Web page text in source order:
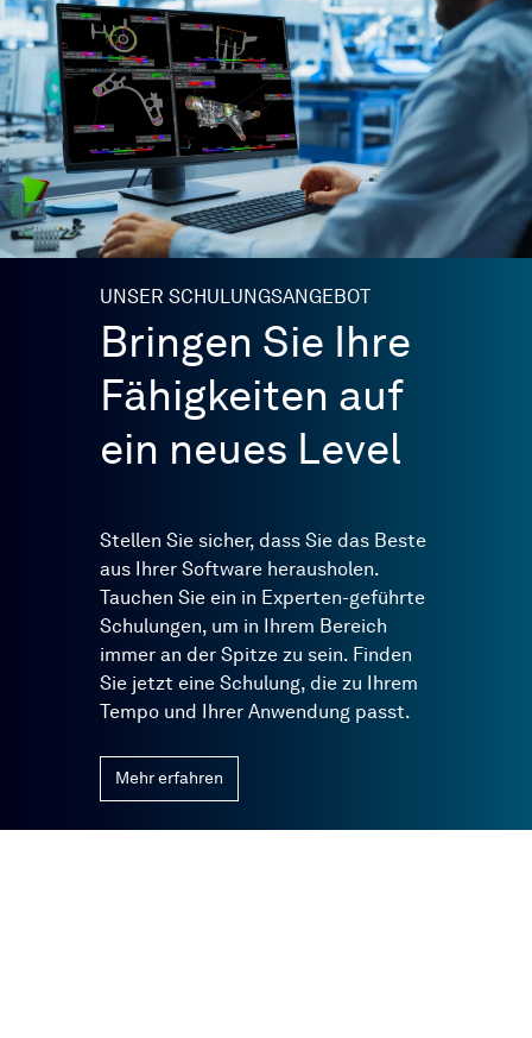
UNSER SCHULUNGSANGEBOT
Bringen Sie Ihre
Fähigkeiten auf
ein neues Level
Stellen Sie sicher, dass Sie das Beste
aus Ihrer Software herausholen.
Tauchen Sie ein in Experten-geführte
Schulungen, um in Ihrem Bereich
immer an der Spitze zu sein. Finden
Sie jetzt eine Schulung, die zu Ihrem
Tempo und Ihrer Anwendung passt.
Mehr erfahren
Allgemeine Geschäftsbedingungen
Datenschutzrichtlinie
2026. Alle Rechte vorbehalten.